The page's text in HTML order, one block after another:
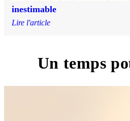
inestimable
Lire l'article
Un temps